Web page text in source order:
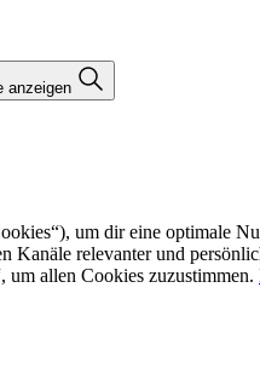
anzeigen
um dir eine optimale
Kanäle relevanter und
um allen Cookies zuzustimmen.